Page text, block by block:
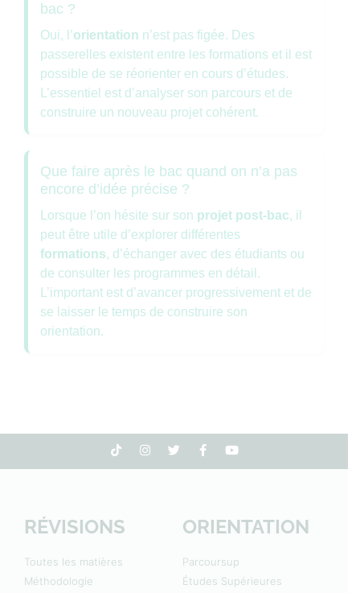
bac ?
Oui, l’orientation n’est pas figée. Des
passerelles existent entre les formations et il est
possible de se réorienter en cours d’études.
L’essentiel est d’analyser son parcours et de
construire un nouveau projet cohérent.
Que faire après le bac quand on n’a pas
encore d’idée précise ?
Lorsque l’on hésite sur son projet post-bac, il
peut être utile d’explorer différentes
formations, d’échanger avec des étudiants ou
de consulter les programmes en détail.
L’important est d’avancer progressivement et de
se laisser le temps de construire son
orientation.
RÉVISIONS
Toutes les matières
Méthodologie
ORIENTATION
Parcoursup
Études Supérieures